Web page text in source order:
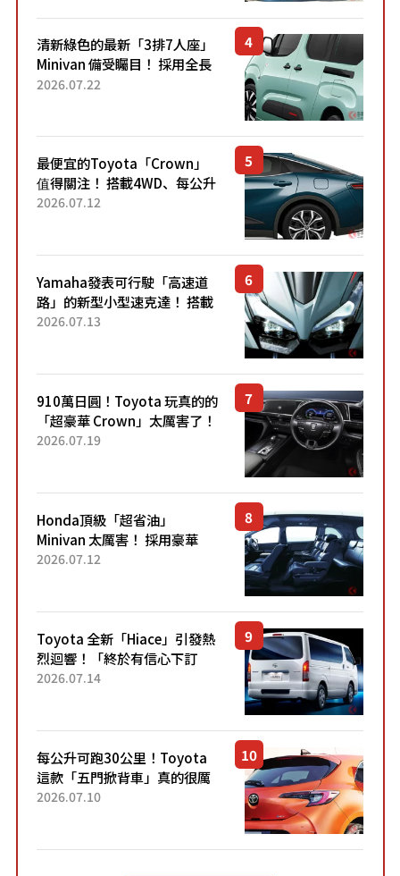
清新綠色的最新「3排7人座」
Minivan 備受矚目！ 採用全長
4.7公尺剛剛好的車身尺寸與
2026.07.22
最便宜的Toyota「Crown」
值得關注！ 搭載4WD、每公升
22.4公里低油耗表現超亮眼！
2026.07.12
Yamaha發表可行駛「高速道
路」的新型小型速克達！ 搭載
能享受超強勁「渦輪感」的動
2026.07.13
910萬日圓！Toyota 玩真的的
「超豪華 Crown」太厲害了！
採用由「匠人技藝」打造的
2026.07.19
Honda頂級「超省油」
Minivan 太厲害！ 採用豪華
「真皮座椅」與專屬「黑色內
「三...
2026.07.12
Toyota 全新「Hiace」引發熱
烈迴響！「終於有信心下訂
了！」「哪個等級交車最
車？...
2026.07.14
每公升可跑30公里！Toyota
這款「五門掀背車」真的很厲
害！ 擁有全長4.3公尺的「剛剛
2026.07.10